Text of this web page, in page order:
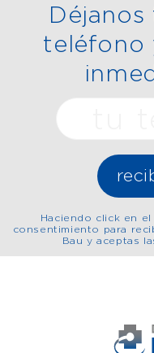
teléfono
Haciendo click en
consentimiento para
Bau y aceptas